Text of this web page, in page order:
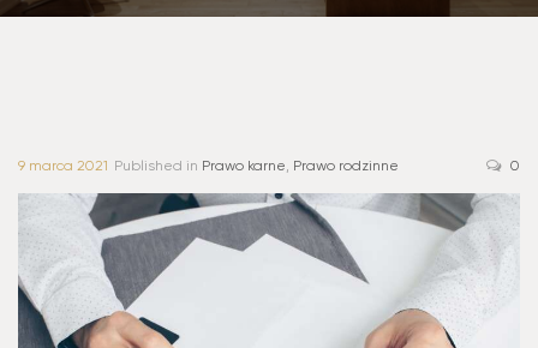
9 marca 2021 Published in Prawo karne, Prawo rodzinne 0